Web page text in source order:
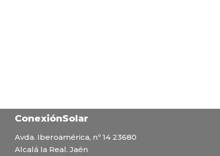
ConexiónSolar
Avda. Iberoamérica, nº 14 23680
Alcalá la Real. Jaén